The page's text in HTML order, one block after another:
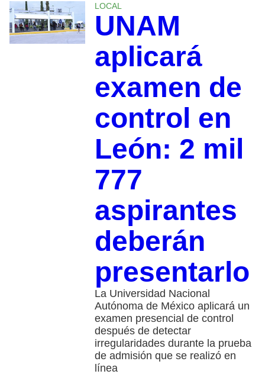
LOCAL
UNAM
aplicará
examen de
control en
León: 2 mil
777
aspirantes
deberán
presentarlo
La Universidad Nacional
Autónoma de México aplicará un
examen presencial de control
después de detectar
irregularidades durante la prueba
de admisión que se realizó en
línea